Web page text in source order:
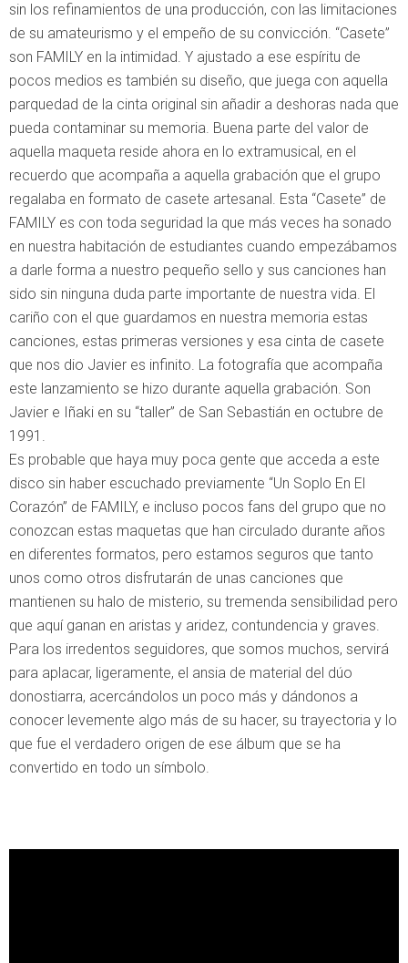
sin los refinamientos de una producción, con las limitaciones
de su amateurismo y el empeño de su convicción. “Casete”
son FAMILY en la intimidad. Y ajustado a ese espíritu de
pocos medios es también su diseño, que juega con aquella
parquedad de la cinta original sin añadir a deshoras nada que
pueda contaminar su memoria. Buena parte del valor de
aquella maqueta reside ahora en lo extramusical, en el
recuerdo que acompaña a aquella grabación que el grupo
regalaba en formato de casete artesanal. Esta “Casete” de
FAMILY es con toda seguridad la que más veces ha sonado
en nuestra habitación de estudiantes cuando empezábamos
a darle forma a nuestro pequeño sello y sus canciones han
sido sin ninguna duda parte importante de nuestra vida. El
cariño con el que guardamos en nuestra memoria estas
canciones, estas primeras versiones y esa cinta de casete
que nos dio Javier es infinito. La fotografía que acompaña
este lanzamiento se hizo durante aquella grabación. Son
Javier e Iñaki en su “taller” de San Sebastián en octubre de
1991.
Es probable que haya muy poca gente que acceda a este
disco sin haber escuchado previamente “Un Soplo En El
Corazón” de FAMILY, e incluso pocos fans del grupo que no
conozcan estas maquetas que han circulado durante años
en diferentes formatos, pero estamos seguros que tanto
unos como otros disfrutarán de unas canciones que
mantienen su halo de misterio, su tremenda sensibilidad pero
que aquí ganan en aristas y aridez, contundencia y graves.
Para los irredentos seguidores, que somos muchos, servirá
para aplacar, ligeramente, el ansia de material del dúo
donostiarra, acercándolos un poco más y dándonos a
conocer levemente algo más de su hacer, su trayectoria y lo
que fue el verdadero origen de ese álbum que se ha
convertido en todo un símbolo.